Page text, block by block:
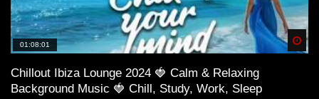
01:08:01
Chillout Ibiza Lounge 2024 🍓 Calm & Relaxing
Background Music 🍓 Chill, Study, Work, Sleep